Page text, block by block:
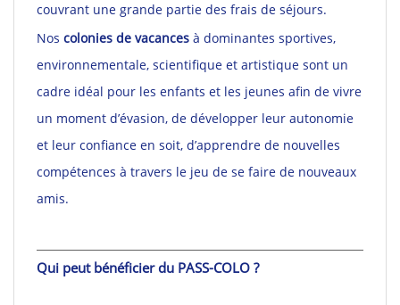
couvrant une grande partie des frais de séjours.
Nos colonies de vacances à dominantes sportives,
environnementale, scientifique et artistique sont un
cadre idéal pour les enfants et les jeunes afin de vivre
un moment d’évasion, de développer leur autonomie
et leur confiance en soit, d’apprendre de nouvelles
compétences à travers le jeu de se faire de nouveaux
amis.
Qui peut bénéficier du PASS-COLO ?